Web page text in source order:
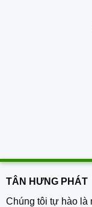
TÂN HƯNG PHÁT
Chúng tôi tự hào là